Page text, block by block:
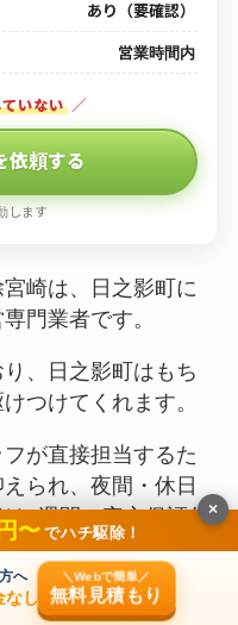
あり（要確認）
営業時間内
いない ／
依頼する
します
崎は、日之影町に
門業者です。
、日之影町はもち
つけてくれます。
が直接担当するた
られ、夜間・休日
1週間の安心保証付
20分での緊急到着
〜 でハチ駆除！
へ
なし
＼Webで簡単／
無料見積もり
×